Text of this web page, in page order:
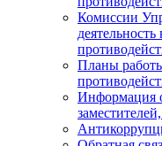
Комиссии
Планы
Информация